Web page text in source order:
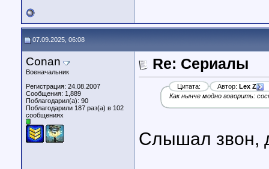
07.09.2025, 06:08
Conan
Военачальник
Регистрация: 24.08.2007
Сообщения: 1,889
Поблагодарил(а): 90
Поблагодарили 187 раз(а) в 102
сообщениях
Re: Сериалы
Цитата: Автор: Lex Z
Как нынче модно говорить:
Слышал звон,